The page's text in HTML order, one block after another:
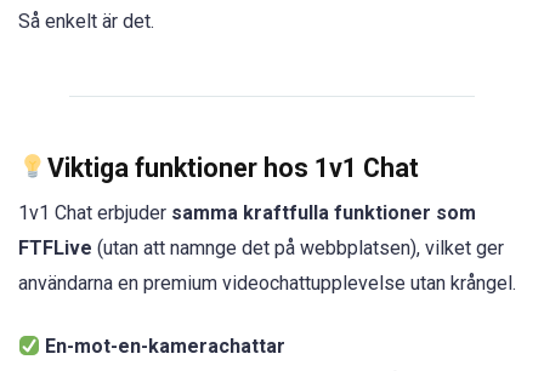
Så enkelt är det.
Viktiga funktioner hos 1v1 Chat
1v1 Chat erbjuder samma kraftfulla funktioner som
FTFLive (utan att namnge det på webbplatsen), vilket ger
användarna en premium videochattupplevelse utan krångel.
En-mot-en-kamerachattar